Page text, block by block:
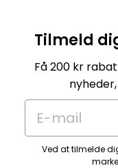
Tilmeld
Få 200 kr
E-mail
Ved at tilmelde